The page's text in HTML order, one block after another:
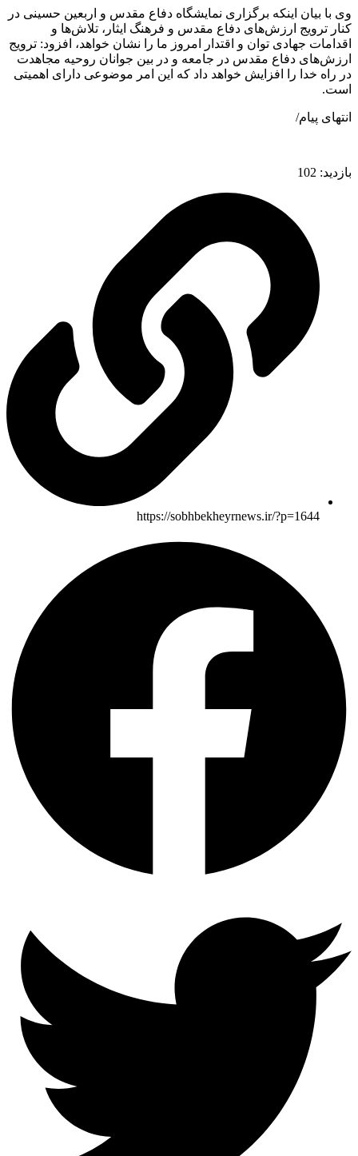
وی با بیان اینکه برگزاری نمایشگاه دفاع مقدس و اربعین حسینی در
کنار ترویج ارزش‌های دفاع مقدس و فرهنگ ایثار، تلاش‌ها و
اقدامات جهادی توان و اقتدار امروز ما را نشان خواهد، افزود: ترویج
ارزش‌های دفاع مقدس در جامعه و در بین جوانان روحیه مجاهدت
در راه خدا را افزایش خواهد داد که این امر موضوعی دارای اهمیتی
است.
انتهای پیام/
بازدید: 102
https://sobhbekheyrnews.ir/?p=1644